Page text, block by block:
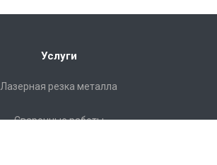
Услуги
Лазерная резка металла
Сварочные работы